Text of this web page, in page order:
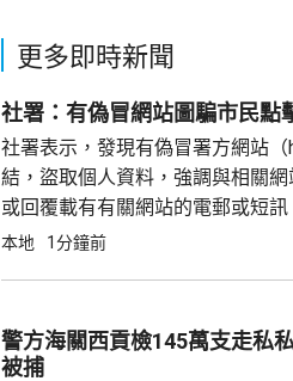
更多即時新聞
社署：有偽冒網站圖騙市民
社署表示，發現有偽冒署方網站
結，盜取個人資料，強調與相關
或回覆載有有關網站的電郵或短
站提供資料，應與警方聯絡；如
本地 1分鐘前
警方海關西貢檢145萬支走私
被捕